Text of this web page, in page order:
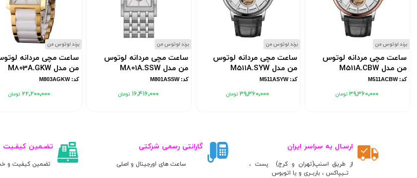
برند لوتوس من
ساعت مچی مردانه لوتوس
من مدل M511A.CBW
کد: M511ACBW
۳۹٬۳۶۰٬۰۰۰
برند لوتوس من
ساعت مچی مردانه لوتوس
من مدل M511A.SYW
کد: M511ASYW
۳۹٬۳۶۰٬۰۰۰
برند لوتوس من
ساعت مچی مردانه لوتوس
من مدل M801A.SSW
کد: M801ASSW
۱۶٬۴۱۶٬۰۰۰
برند لوتوس من
ساعت مچی مردانه
من مدل M803A.GKW
کد: M803AGKW
۲۲٬۲۰۰٬۰۰۰
ارسـال به سراسر ایران
از طریق اسنپ(تهران و کرج) پست ،
تــیپاکس ، باربــری و یا اتوبوس
گارانتی رسمی شرکتی
ساعت های اورجینال و اصلی
تضـمین کیفـیت
تضمین کیفیت و